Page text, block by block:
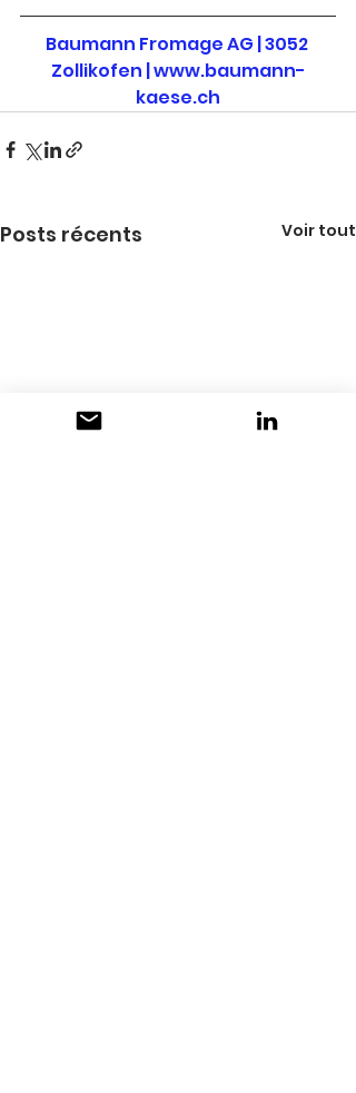
Baumann Fromage AG | 3052
Zollikofen |www.baumann-
kaese.ch
Posts récents Voir tout